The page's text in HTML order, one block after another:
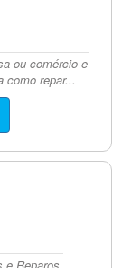
ou comércio e
como repar...